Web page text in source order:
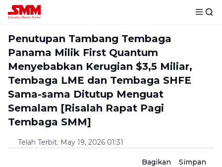
Penutupan Tambang Tembaga
Panama Milik First Quantum
Menyebabkan Kerugian $3,5 Miliar,
Tembaga LME dan Tembaga SHFE
Sama-sama Ditutup Menguat
Semalam [Risalah Rapat Pagi
Tembaga SMM]
Telah Terbit: May 19, 2026 01:31
Bagikan Simpan